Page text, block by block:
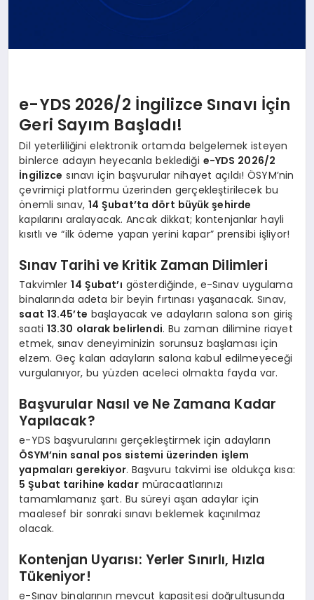
e-YDS 2026/2 İngilizce Sınavı İçin
Geri Sayım Başladı!
Dil yeterliliğini elektronik ortamda belgelemek isteyen
binlerce adayın heyecanla beklediği e-YDS 2026/2
İngilizce sınavı için başvurular nihayet açıldı! ÖSYM’nin
çevrimiçi platformu üzerinden gerçekleştirilecek bu
önemli sınav, 14 Şubat’ta dört büyük şehirde
kapılarını aralayacak. Ancak dikkat; kontenjanlar hayli
kısıtlı ve “ilk ödeme yapan yerini kapar” prensibi işliyor!
Sınav Tarihi ve Kritik Zaman Dilimleri
Takvimler14 Şubat’ı gösterdiğinde, e-Sınav uygulama
binalarında adeta bir beyin fırtınası yaşanacak. Sınav,
saat 13.45’te başlayacak ve adayların salona son giriş
saati 13.30 olarak belirlendi. Bu zaman dilimine riayet
etmek, sınav deneyiminizin sorunsuz başlaması için
elzem. Geç kalan adayların salona kabul edilmeyeceği
vurgulanıyor, bu yüzden aceleci olmakta fayda var.
Başvurular Nasıl ve Ne Zamana Kadar
Yapılacak?
e-YDS başvurularını gerçekleştirmek için adayların
ÖSYM’nin sanal pos sistemi üzerinden işlem
yapmaları gerekiyor. Başvuru takvimi ise oldukça kısa:
5 Şubat tarihine kadarmüracaatlarınızı
tamamlamanız şart. Bu süreyi aşan adaylar için
maalesef bir sonraki sınavı beklemek kaçınılmaz
olacak.
Kontenjan Uyarısı: Yerler Sınırlı, Hızla
Tükeniyor!
e-Sınav binalarının mevcut kapasitesi doğrultusunda